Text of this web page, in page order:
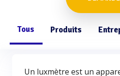
Tous Produits
Un luxmètre est un